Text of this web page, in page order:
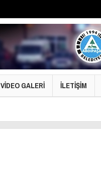
VİDEO GALERİ İLETİŞİM